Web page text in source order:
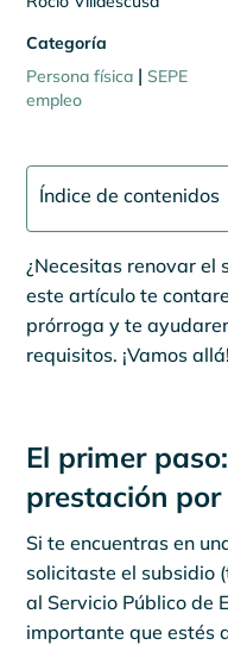
Categoría
Persona física |SEPE
empleo
Índice de contenidos
¿Necesitas renovar el
este artículo te
prórroga y te
requisitos. ¡Vamos allá!
El primer
prestación
Si te encuentras en
solicitaste el subsidio
al Servicio Público de
importante que estés